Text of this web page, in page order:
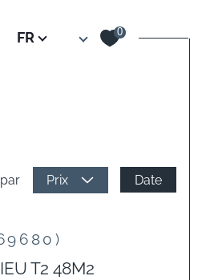
Langue
FR 0
Prix Date
T2 48M2